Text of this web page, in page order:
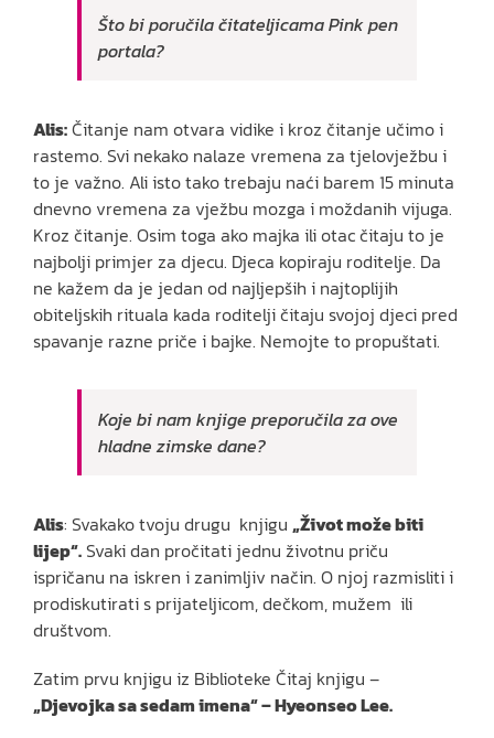
Što bi poručila čitateljicama Pink pen
portala?
Alis:Čitanje nam otvara vidike i kroz čitanje učimo i
rastemo. Svi nekako nalaze vremena za tjelovježbu i
to je važno. Ali isto tako trebaju naći barem 15 minuta
dnevno vremena za vježbu mozga i moždanih vijuga.
Kroz čitanje. Osim toga ako majka ili otac čitaju to je
najbolji primjer za djecu. Djeca kopiraju roditelje. Da
ne kažem da je jedan od najljepših i najtoplijih
obiteljskih rituala kada roditelji čitaju svojoj djeci pred
spavanje razne priče i bajke. Nemojte to propuštati.
Koje bi nam knjige preporučila za ove
hladne zimske dane?
Alis: Svakako tvoju drugu knjigu „Život može biti
lijep“. Svaki dan pročitati jednu životnu priču
ispričanu na iskren i zanimljiv način. O njoj razmisliti i
prodiskutirati s prijateljicom, dečkom, mužem ili
društvom.
Zatim prvu knjigu iz Biblioteke Čitaj knjigu –
„Djevojka sa sedam imena“ – Hyeonseo Lee.